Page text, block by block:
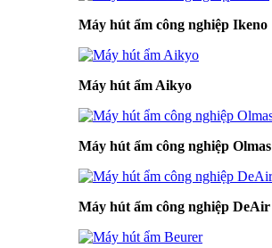
Máy hút ẩm công nghiệp Ikeno
Máy hút ẩm Aikyo
Máy hút ẩm công nghiệp Olmas
Máy hút ẩm công nghiệp DeAir